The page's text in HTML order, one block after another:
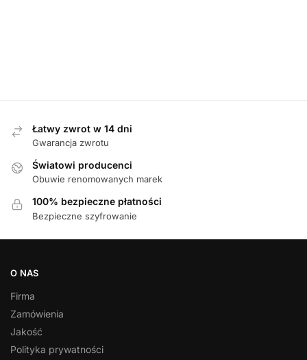
Łatwy zwrot w 14 dni
Gwarancja zwrotu
Światowi producenci
Obuwie renomowanych marek
100% bezpieczne płatności
Bezpieczne szyfrowanie
O NAS
Firma
Zamówienia
Jakość
Polityka prywatności